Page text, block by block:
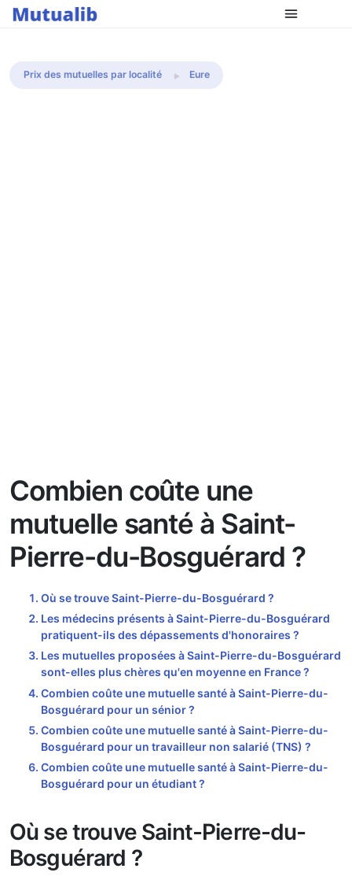
Comparer les mutuelles
Prix des mutuelles par localité Eure
Combien coûte une
mutuelle santé à Saint-
Pierre-du-Bosguérard ?
Où se trouve Saint-Pierre-du-Bosguérard ?
Les médecins présents à Saint-Pierre-du-Bosguérard
pratiquent-ils des dépassements d'honoraires ?
Les mutuelles proposées à Saint-Pierre-du-Bosguérard
sont-elles plus chères qu'en moyenne en France ?
Combien coûte une mutuelle santé à Saint-Pierre-du-
Bosguérard pour un sénior ?
Combien coûte une mutuelle santé à Saint-Pierre-du-
Bosguérard pour un travailleur non salarié (TNS) ?
Combien coûte une mutuelle santé à Saint-Pierre-du-
Bosguérard pour un étudiant ?
Où se trouve Saint-Pierre-du-
Bosguérard ?